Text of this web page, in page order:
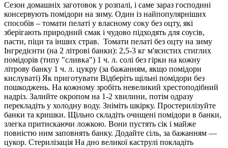
Сезон домашніх заготовок у розпалі, і саме зараз господині
консервують помідори на зиму. Один із найпопулярніших
способів – томати пелаті у власному соку без оцту, які
зберігають природний смак і чудово підходять для соусів,
пасти, піци та інших страв. Томати пелаті без оцту на зиму
Інгредієнти (на 2 літрові банки): 2,5-3 кг м'ясистих стиглих
помідорів (типу "сливка") 1 ч. л. солі без гірки на кожну
літрову банку 1 ч. л. цукру (за бажанням, якщо помідори
кислуваті) Як приготувати Відберіть щільні помідори без
пошкоджень. На кожному зробіть невеликий хрестоподібний
надріз. Залийте окропом на 1-2 хвилини, потім одразу
перекладіть у холодну воду. Зніміть шкірку. Простерилізуйте
банки та кришки. Щільно складіть очищені помідори в банки,
злегка притискаючи ложкою. Вони пустять сік і майже
повністю ним заповнять банку. Додайте сіль, за бажанням —
цукор. Стерилізація На дно великої каструлі покладіть